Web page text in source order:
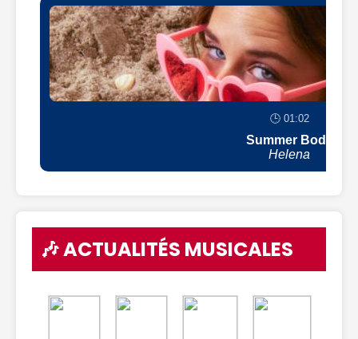
🕒 01:02
Summer Body
Helena
🎶 ACTUALITÉS MUSICALES